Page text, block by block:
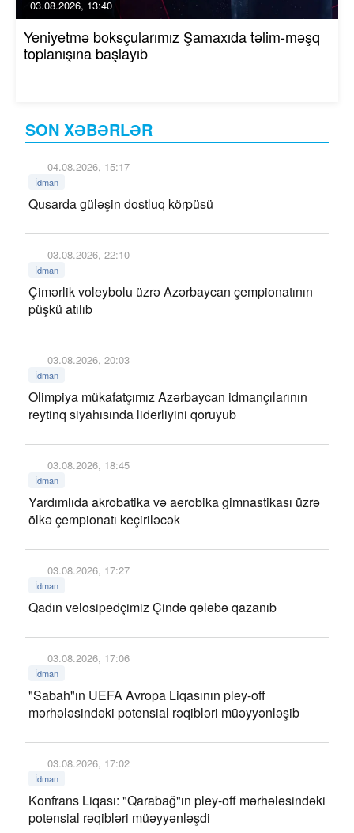
SON XƏBƏRLƏR
04.08.2026, 15:17
İdman
Qusarda güləşin dostluq körpüsü
03.08.2026, 22:10
İdman
Çimərlik voleybolu üzrə Azərbaycan çempionatının
püşkü atılıb
03.08.2026, 20:03
İdman
Olimpiya mükafatçımız Azərbaycan idmançılarının
reytinq siyahısında liderliyini qoruyub
03.08.2026, 18:45
İdman
Yardımlıda akrobatika və aerobika gimnastikası üzrə
ölkə çempionatı keçiriləcək
03.08.2026, 17:27
İdman
Qadın velosipedçimiz Çində qələbə qazanıb
03.08.2026, 17:06
İdman
"Sabah"ın UEFA Avropa Liqasının pley-off
mərhələsindəki potensial rəqibləri müəyyənləşib
03.08.2026, 17:02
İdman
Konfrans Liqası: "Qarabağ"ın pley-off mərhələsindəki
potensial rəqibləri müəyyənləşdi
03.08.2026, 13:40
Yeniyetmə boksçularımız Şamaxıda təlim-məşq
toplanışına başlayıb